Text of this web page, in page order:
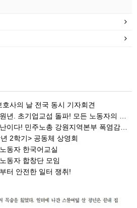
사의 날 전국 동시 기자회견
돌파! 모든 노동자의 노동기본권 쟁취! 민주노총 7.15 총파업대회
민주노총 강원지역본부 폭염감시단 선포 기자회견
2학기> 공동체 상영회
동자 한국어교실
동자 합창단 모임
터 안전한 일터 쟁취!